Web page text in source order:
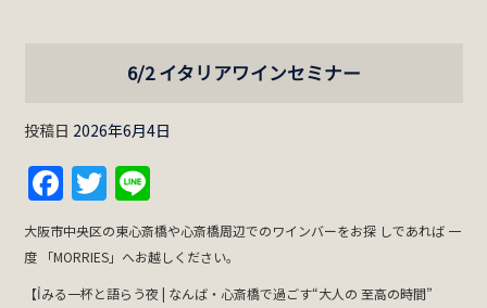
6/2 イタリアワインセミナー
投稿日 2026年6月4日
Facebook
Twitter
大阪市中央区の東心斎橋や心斎橋周辺でのワインバーをお探 しであれば 一
度 「MORRIES」へお越しください。
【Ỉみる一杯と語らう夜 | なんば・心斎橋で過ごす“大人の 至高の時間”